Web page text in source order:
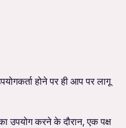
होने पर ही आप पर लागू
उपयोग करने के दौरान, एक पक्ष